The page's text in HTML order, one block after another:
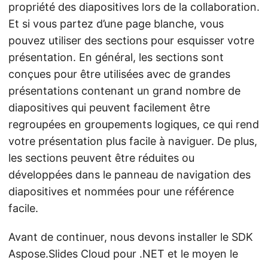
propriété des diapositives lors de la collaboration.
Et si vous partez d’une page blanche, vous
pouvez utiliser des sections pour esquisser votre
présentation. En général, les sections sont
conçues pour être utilisées avec de grandes
présentations contenant un grand nombre de
diapositives qui peuvent facilement être
regroupées en groupements logiques, ce qui rend
votre présentation plus facile à naviguer. De plus,
les sections peuvent être réduites ou
développées dans le panneau de navigation des
diapositives et nommées pour une référence
facile.
Avant de continuer, nous devons installer le SDK
Aspose.Slides Cloud pour .NET et le moyen le